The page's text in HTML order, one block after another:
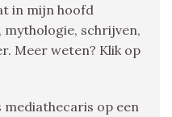
in mijn hoofd
schrijven,
Meer weten? Klik op
op een